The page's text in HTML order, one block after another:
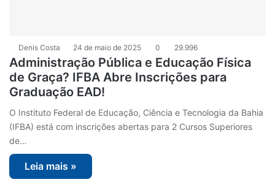
Denis Costa 24 de maio de 2025 0 29.996
Administração Pública e Educação Física
de Graça? IFBA Abre Inscrições para
Graduação EAD!
O Instituto Federal de Educação, Ciência e Tecnologia da Bahia
(IFBA) está com inscrições abertas para 2 Cursos Superiores
de…
Leia mais »